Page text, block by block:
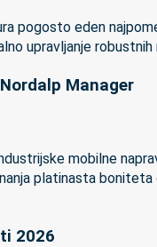
pogosto eden
Manager
mobilne
2026